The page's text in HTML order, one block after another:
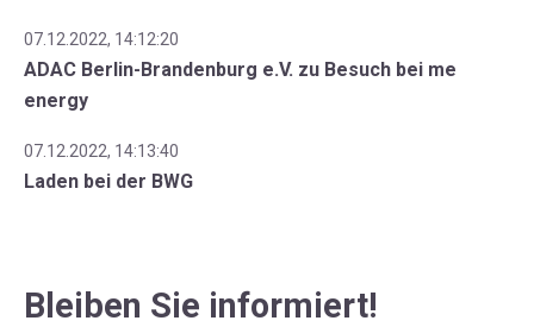
07.12.2022, 14:12:20
ADAC Berlin-Brandenburg e.V. zu Besuch bei me
energy
07.12.2022, 14:13:40
Laden bei der BWG
Bleiben Sie informiert!